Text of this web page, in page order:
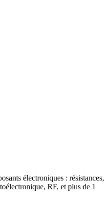
électroniques : résistances,
RF, et plus de 1